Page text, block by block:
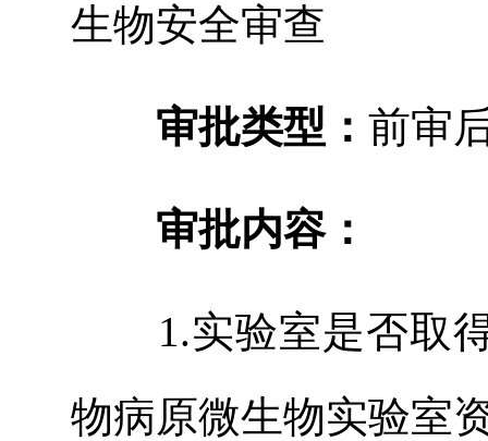
生物安全审查
审批类型： 前审
审批内容：
1.实验室是否取
物病原微生物实验室